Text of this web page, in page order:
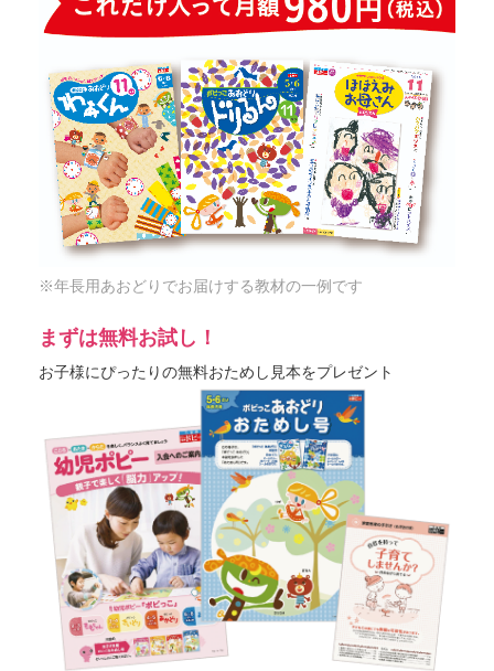
※年長用あおどりでお届けする教材の一例です
まずは無料お試し！
お子様にぴったりの無料おためし見本をプレゼント